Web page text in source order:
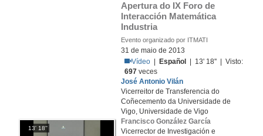
13' 18''
Apertura do IX Foro de
Interacción Matemática
Industria
Evento organizado por ITMATI
31 de maio de 2013
Vídeo
Español
| 13' 18'' | Visto:
697 veces
José Antonio Vilán
Vicerreitor de Transferencia do
Coñecemento da Universidade de
Vigo, Universidade de Vigo
Francisco González García
Vicerrector de Investigación e